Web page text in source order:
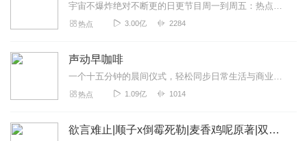
宇宙不爆炸绝对不断更的日更节目周一到周五：热点新闻一锅端周末：听众投稿话题探讨随便闲聊>>>不知道怎么进主播橱窗购买零食的点击我哟，点我点我！<<<马栏山...
热点 3.00亿 2284
声动早咖啡
一个十五分钟的晨间仪式，轻松同步日常生活与商业世界。这是一档由声动活泼出品的清晨播客节目，在工作日的早晨，为你带来与日常生活息息相关的商业科技轻解读，开启能量满...
热点 1.09亿 1014
欲言难止|顺子x倒霉死勒|麦香鸡呢原著|双男主HE